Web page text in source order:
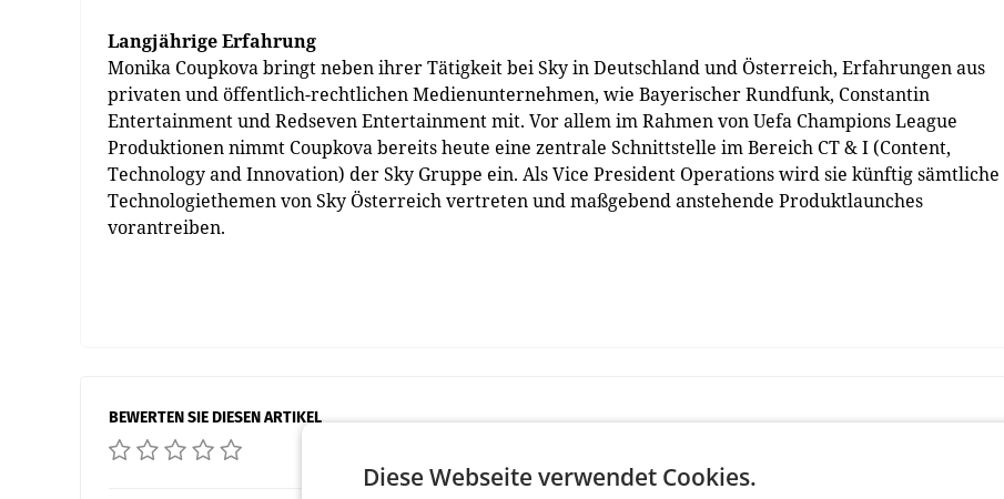
Langjährige Erfahrung
Monika Coupkova bringt neben ihrer Tätigkeit bei Sky in Deutschland und Österreich, Erfahrungen aus
privaten und öffentlich-rechtlichen Medienunternehmen, wie Bayerischer Rundfunk, Constantin
Entertainment und Redseven Entertainment mit. Vor allem im Rahmen von Uefa Champions League
Produktionen nimmt Coupkova bereits heute eine zentrale Schnittstelle im Bereich CT & I (Content,
Technology and Innovation) der Sky Gruppe ein. Als Vice President Operations wird sie künftig sämtliche
Technologiethemen von Sky Österreich vertreten und maßgebend anstehende Produktlaunches
vorantreiben.
BEWERTEN SIE DIESEN ARTIKEL
Diese Webseite verwendet Cookies.